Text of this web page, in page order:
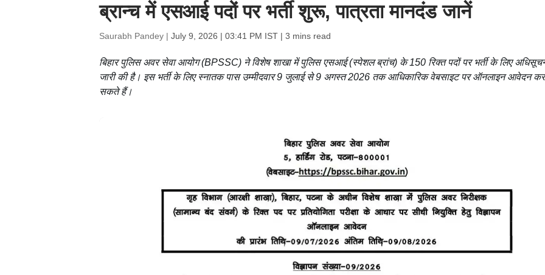
ब्रान्च में एसआई पदों पर भर्ती शुरू, पात्रता मानदंड जानें
Saurabh Pandey | July 9, 2026 | 03:41 PM IST| 3 mins read
बिहार पुलिस अवर सेवा आयोग (BPSSC) ने विशेष शाखा में पुलिस एसआई (स्पेशल ब्रांच) के 150 रिक्त पदों पर भर्ती के लिए
जारी की है। इस भर्ती के लिए स्नातक पास उम्मीदवार 9 जुलाई से 9 अगस्त 2026 तक आधिकारिक वेबसाइट पर ऑनलाइन आवेदन कर
सकते हैं।